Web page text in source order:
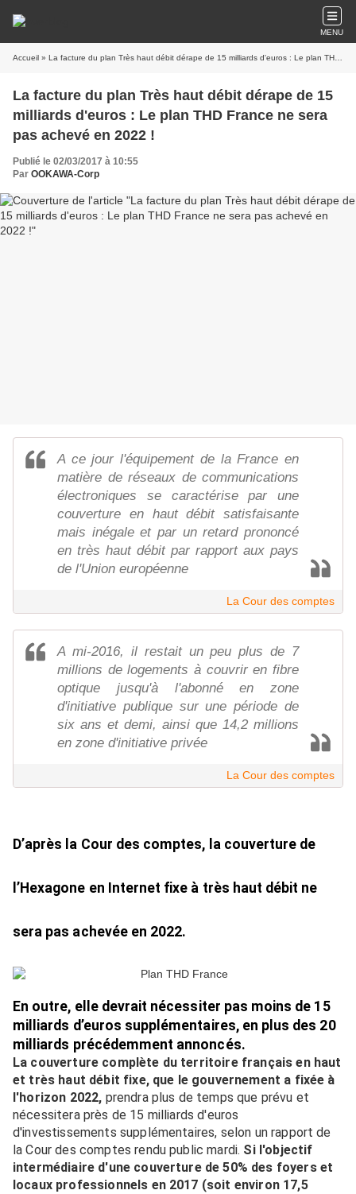
MENU
Accueil » La facture du plan Très haut débit dérape de 15 milliards d'euros : Le plan THD France ne sera pas achevé en 2022 !
La facture du plan Très haut débit dérape de 15
milliards d'euros : Le plan THD France ne sera
pas achevé en 2022 !
Publié le 02/03/2017 à 10:55
Par OOKAWA-Corp
A ce jour l'équipement de la France en
matière de réseaux de communications
électroniques se caractérise par une
couverture en haut débit satisfaisante
mais inégale et par un retard prononcé
en très haut débit par rapport aux pays
de l'Union européenne
La Cour des comptes
A mi-2016, il restait un peu plus de 7
millions de logements à couvrir en fibre
optique jusqu'à l'abonné en zone
d'initiative publique sur une période de
six ans et demi, ainsi que 14,2 millions
en zone d'initiative privée
La Cour des comptes
D’après la Cour des comptes, la couverture de
l’Hexagone en Internet fixe à très haut débit ne
sera pas achevée en 2022.
En outre, elle devrait nécessiter pas moins de 15
milliards d’euros supplémentaires, en plus des 20
milliards précédemment annoncés.
La couverture complète du territoire français en haut
et très haut débit fixe, que le gouvernement a fixée à
l'horizon 2022, prendra plus de temps que prévu et
nécessitera près de 15 milliards d'euros
d'investissements supplémentaires, selon un rapport de
la Cour des comptes rendu public mardi. Si l'objectif
intermédiaire d'une couverture de 50% des foyers et
locaux professionnels en 2017 (soit environ 17,5